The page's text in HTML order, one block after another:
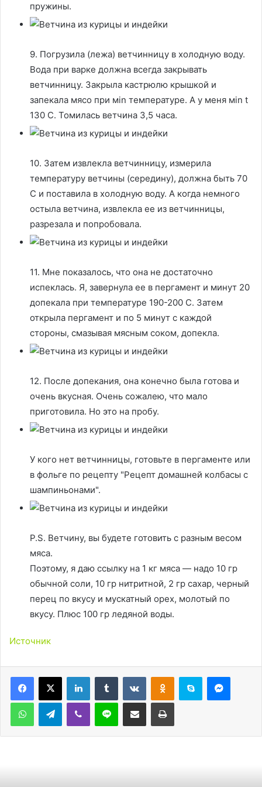
пружины.
9. Погрузила (лежа) ветчинницу в холодную воду.
Вода при варке должна всегда закрывать
ветчинницу. Закрыла кастрюлю крышкой и
запекала мясо при мin температуре. А у меня мin t
130 С. Томилась ветчина 3,5 часа.
10. Затем извлекла ветчинницу, измерила
температуру ветчины (середину), должна быть 70
С и поставила в холодную воду. А когда немного
остыла ветчина, извлекла ее из ветчинницы,
разрезала и попробовала.
11. Мне показалось, что она не достаточно
испеклась. Я, завернула ее в пергамент и минут 20
допекала при температуре 190-200 С. Затем
открыла пергамент и по 5 минут с каждой
стороны, смазывая мясным соком, допекла.
12. После допекания, она конечно была готова и
очень вкусная. Очень сожалею, что мало
приготовила. Но это на пробу.
У кого нет ветчинницы, готовьте в пергаменте или
в фольге по рецепту "Рецепт домашней колбасы с
шампиньонами".
P.S. Ветчину, вы будете готовить с разным весом
мяса.
Поэтому, я даю ссылку на 1 кг мяса — надо 10 гр
обычной соли, 10 гр нитритной, 2 гр сахар, черный
перец по вкусу и мускатный орех, молотый по
вкусу. Плюс 100 гр ледяной воды.
Источник
LinkedInTumblr ВконтактеОдноклассники
Skype
WhatsAppTelegramViber Line Поделиться через электронную почту Печатать